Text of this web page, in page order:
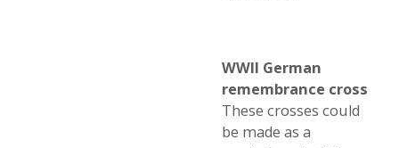
WWII German
remembrance cross
These crosses could
be made as a